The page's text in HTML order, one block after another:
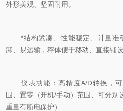
外形美观、坚固耐用。
*结构紧凑、性能稳定、计量准
卸、易运输，秤体便于移动、直接铺设
仪表功能：高精度A/D转换，可
围、置零（开机/手动）范围、可分别
重量有断电保护）